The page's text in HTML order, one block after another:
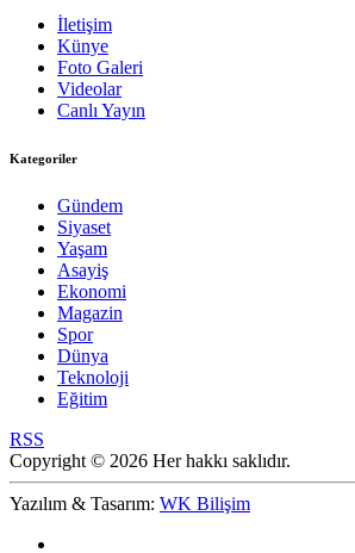
İletişim
Künye
Foto Galeri
Videolar
Canlı Yayın
Kategoriler
Gündem
Siyaset
Yaşam
Asayiş
Ekonomi
Magazin
Spor
Dünya
Teknoloji
Eğitim
RSS
Copyright © 2026 Her hakkı saklıdır.
Yazılım & Tasarım: WK Bilişim